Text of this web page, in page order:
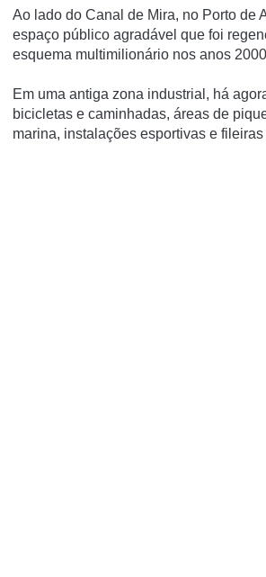
Ao lado do Canal de Mira, no Porto de
espaço público agradável que foi
esquema multimilionário nos anos
Em uma antiga zona industrial, há
bicicletas e caminhadas, áreas de
marina, instalações esportivas e